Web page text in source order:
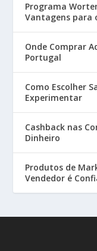
Programa
Vantagens para
Onde Comprar
Portugal
Como Escolher
Experimentar
Cashback nas
Dinheiro
Produtos de
Vendedor é